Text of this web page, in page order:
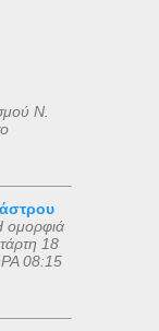
Ν.
ομορφιά
18
08:15